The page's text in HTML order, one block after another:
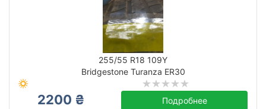
255/55 R18 109Y
Bridgestone Turanza ER30
2200 ₴ Подробнее